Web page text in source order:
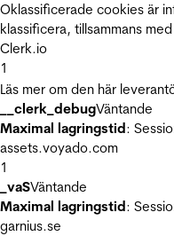
Oklassificerade cookies är
klassificera, tillsammans
Clerk.io
1
Läs mer om den här
__clerk_debugVäntande
Maximal lagringstid:
assets.voyado.com
1
_vaSVäntande
Maximal lagringstid:
garnius.se